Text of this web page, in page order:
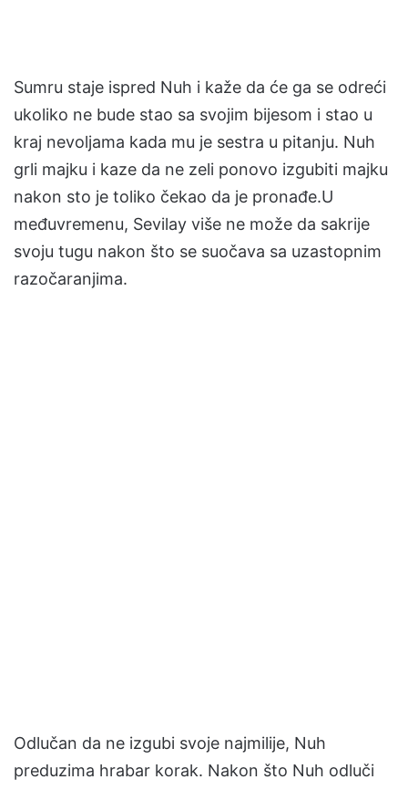
Sumru staje ispred Nuh i kaže da će ga se odreći
ukoliko ne bude stao sa svojim bijesom i stao u
kraj nevoljama kada mu je sestra u pitanju. Nuh
grli majku i kaze da ne zeli ponovo izgubiti majku
nakon sto je toliko čekao da je pronađe.U
međuvremenu, Sevilay više ne može da sakrije
svoju tugu nakon što se suočava sa uzastopnim
razočaranjima.
Odlučan da ne izgubi svoje najmilije, Nuh
preduzima hrabar korak. Nakon što Nuh odluči